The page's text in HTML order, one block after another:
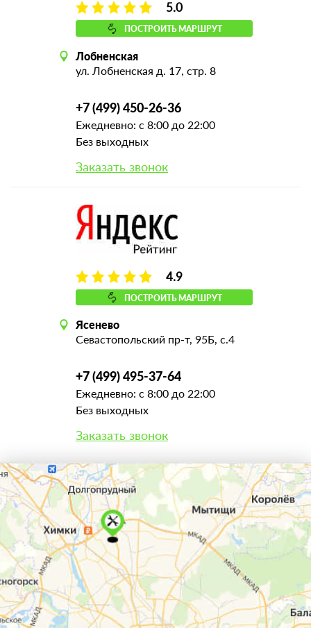
5.0
ПОСТРОИТЬ МАРШРУТ
Лобненская
ул. Лобненская д. 17, стр. 8
+7 (499) 450-26-36
Ежедневно: с 8:00 до 22:00
Без выходных
Заказать звонок
4.9
ПОСТРОИТЬ МАРШРУТ
Ясенево
Севастопольский пр-т, 95Б, с.4
+7 (499) 495-37-64
Ежедневно: с 8:00 до 22:00
Без выходных
Заказать звонок